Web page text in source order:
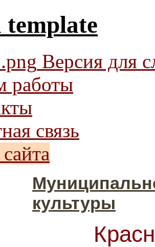
template
Версия для
работы
связь
культуры